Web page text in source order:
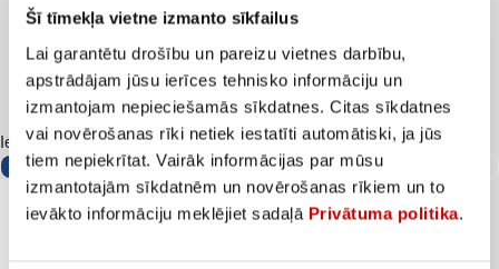
Šī tīmekļa vietne izmanto sīkfailus
Lai garantētu drošību un pareizu vietnes darbību,
apstrādājam jūsu ierīces tehnisko informāciju un
izmantojam nepieciešamās sīkdatnes. Citas sīkdatnes
vai novērošanas rīki netiek iestatīti automātiski, ja jūs
tiem nepiekrītat. Vairāk informācijas par mūsu
izmantotajām sīkdatnēm un novērošanas rīkiem un to
ievākto informāciju meklējiet sadaļā Privātuma politika.
Iesakām ar